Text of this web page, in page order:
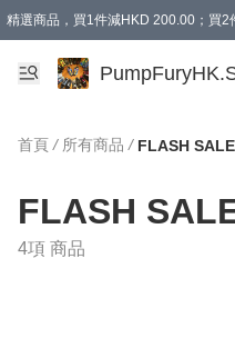
精選商品，買1件減HKD 200.00；買
AAPE商品,會員專享9折或以上（按
精選商品，任選買2件或以上減HKD
購物滿 HKD 800.00即享免運費優惠！
首頁 / 所有商品 / FLASH SALE
FLASH
4項 商品